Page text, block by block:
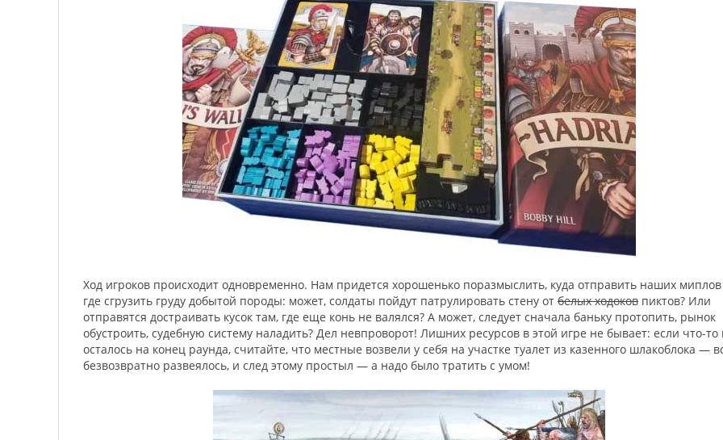
Ход игроков происходит одновременно. Нам придется хорошенько поразмыслить, куда отправить наших
где сгрузить груду добытой породы: может, солдаты пойдут патрулировать стену от белых ходоков пиктов? Или
отправятся достраивать кусок там, где еще конь не валялся? А может, следует сначала баньку протопить, рынок
обустроить, судебную систему наладить? Дел невпроворот! Лишних ресурсов в этой игре не бывает: если что-то
осталось на конец раунда, считайте, что местные возвели у себя на участке туалет из казенного шлакоблока —
безвозвратно развеялось, и след этому простыл — а надо было тратить с умом!